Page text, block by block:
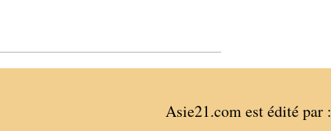
Asie21.com est édité par :